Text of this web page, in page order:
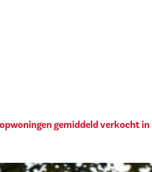
gemiddeld verkocht